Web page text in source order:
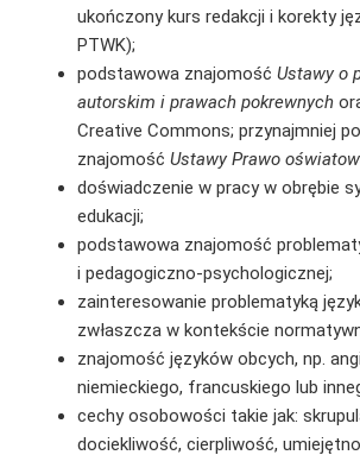
ukończony kurs redakcji i korekty
PTWK);
podstawowa znajomość Ustawy o
autorskim i prawach pokrewnych
Creative Commons; przynajmniej
znajomość Ustawy Prawo
doświadczenie w pracy w obrębie
edukacji;
podstawowa znajomość
i pedagogiczno-psychologicznej;
zainteresowanie problematyką
zwłaszcza w kontekście
znajomość języków obcych, np.
niemieckiego, francuskiego lub
cechy osobowości takie jak:
dociekliwość, cierpliwość,